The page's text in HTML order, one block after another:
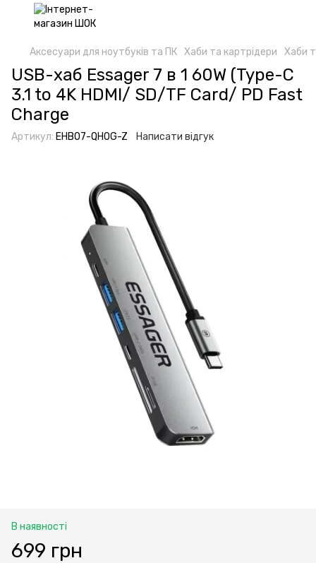
Аксесуари для ноутбуків та ПК Хаби та картрідери Хаби
USB-хаб Essager 7 в 1 60W (Type-C
3.1 to 4K HDMI/ SD/TF Card/ PD Fast
Charge
Артикул: EHB07-QH0G-Z Написати відгук
В наявності
699 грн